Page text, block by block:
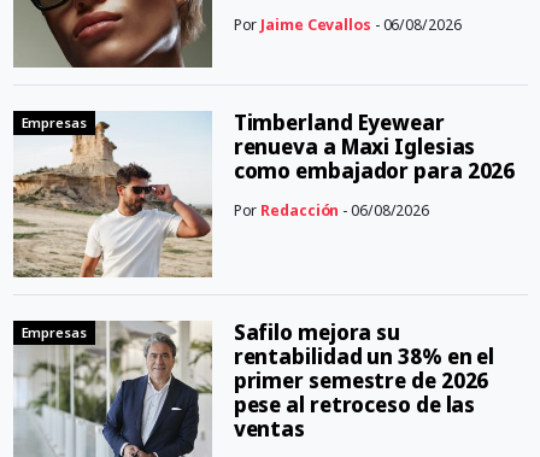
Por Jaime Cevallos - 06/08/2026
Empresas
Timberland Eyewear
renueva a Maxi Iglesias
como embajador para 2026
Por Redacción - 06/08/2026
Empresas
Safilo mejora su
rentabilidad un 38% en el
primer semestre de 2026
pese al retroceso de las
ventas